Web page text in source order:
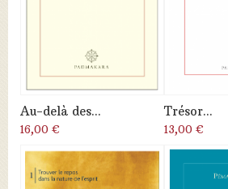
Au-delà des...
16,00 €
Trésor...
13,00 €